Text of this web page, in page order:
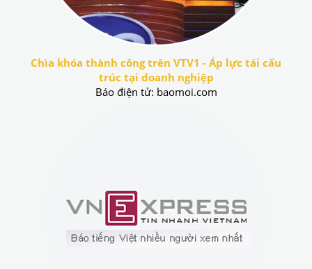
Chìa khóa thành công trên VTV1 - Áp lực tái cấu
trúc tại doanh nghiệp
Báo điện tử: baomoi.com